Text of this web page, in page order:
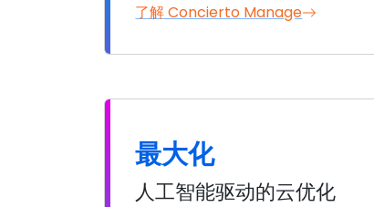
了解 Concierto Manage
最大化
人工智能驱动的云优化